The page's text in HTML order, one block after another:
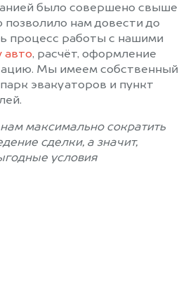
было совершено свыше
позволило нам довести до
процесс работы с нашими
авто, расчёт, оформление
Мы имеем собственный
эвакуаторов и пункт
максимально сократить
сделки, а значит,
условия